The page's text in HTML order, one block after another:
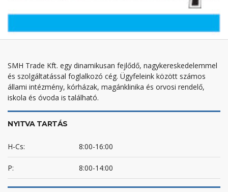
SMH Trade Kft. egy dinamikusan fejlődő, nagykereskedelemmel
és szolgáltatással foglalkozó cég. Ügyfeleink között számos
állami intézmény, kórházak, magánklinika és orvosi rendelő,
iskola és óvoda is található.
NYITVA TARTÁS
H-Cs: 8:00-16:00
P: 8:00-14:00